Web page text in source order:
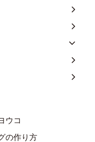
ウコ
の作り方